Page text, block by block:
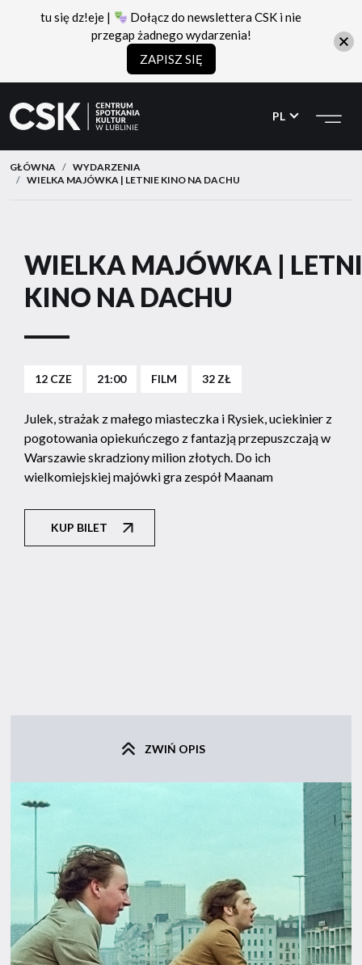
CSK
do
menu
do
treści
PL
GŁÓWNA
WYDARZENIA
WIELKA MAJÓWKA | LETNIE KINO NA DACHU
WIELKA MAJÓWKA |
KINO NA DACHU
12 CZE 21:00 FILM 32 ZŁ
Julek, strażak z małego miasteczka i Rysiek, uciekinier z
pogotowania opiekuńczego z fantazją przepuszczają w
Warszawie skradziony milion złotych. Do ich
wielkomiejskiej majówki gra zespół Maanam
KUP BILET
ZWIŃ OPIS
tu się dz!eje |
Dołącz do newslettera CSK i nie
przegap żadnego wydarzenia!
ZAPISZ SIĘ